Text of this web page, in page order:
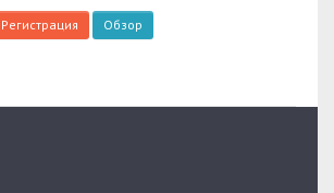
Регистрация Обзор